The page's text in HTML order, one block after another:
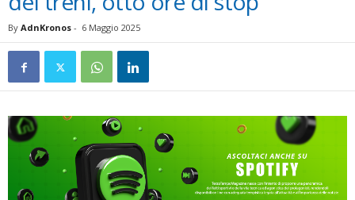
By AdnKronos - 6 Maggio 2025